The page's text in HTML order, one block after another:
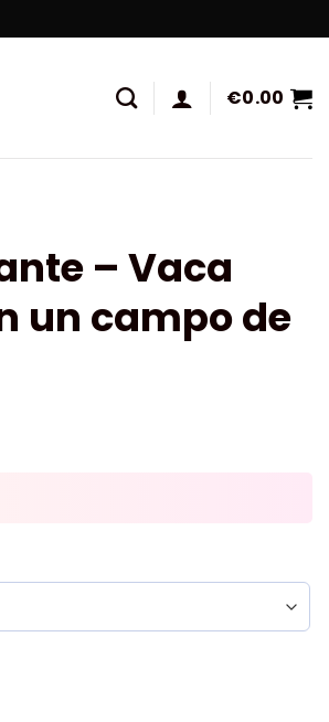
€0.00
– Vaca
un campo de